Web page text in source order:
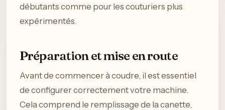
débutants comme pour les couturiers plus
expérimentés.
Préparation et mise en route
Avant de commencer à coudre, il est essentiel
de configurer correctement votre machine.
Cela comprend le remplissage de la canette,